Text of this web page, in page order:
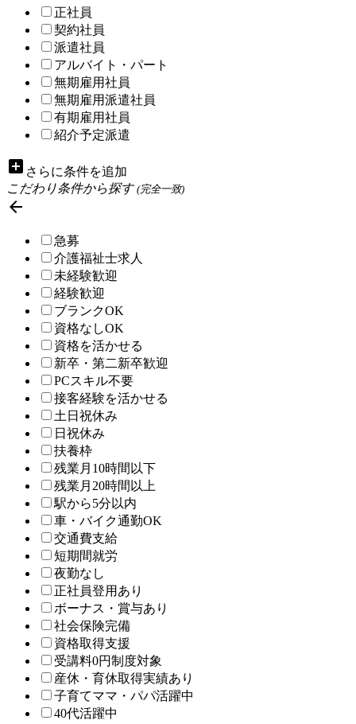
正社員
契約社員
派遣社員
アルバイト・パート
無期雇用社員
無期雇用派遣社員
有期雇用社員
紹介予定派遣
add_box さらに条件を追加
こだわり条件から探す(完全一致)

急募
介護福祉士求人
未経験歓迎
経験歓迎
ブランクOK
資格なしOK
資格を活かせる
新卒・第二新卒歓迎
PCスキル不要
接客経験を活かせる
土日祝休み
日祝休み
扶養枠
残業月10時間以下
残業月20時間以上
駅から5分以内
車・バイク通勤OK
交通費支給
短期間就労
夜勤なし
正社員登用あり
ボーナス・賞与あり
社会保険完備
資格取得支援
受講料0円制度対象
産休・育休取得実績あり
子育てママ・パパ活躍中
40代活躍中